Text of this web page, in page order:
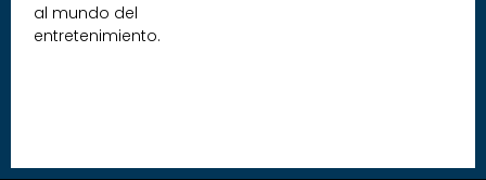
al mundo del
entretenimiento.